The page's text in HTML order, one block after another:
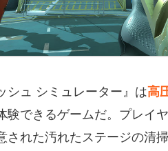
シュ シミュレーター』は高
験できるゲームだ。プレイ
された汚れたステージの清